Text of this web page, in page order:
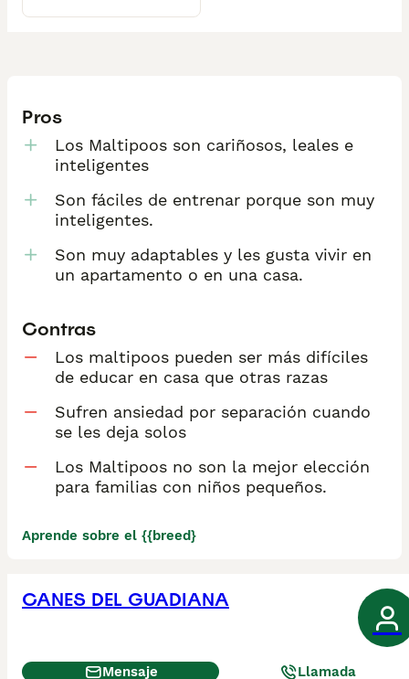
Pros
Los Maltipoos son cariñosos, leales e
inteligentes
Son fáciles de entrenar porque son muy
inteligentes.
Son muy adaptables y les gusta vivir en
un apartamento o en una casa.
Contras
Los maltipoos pueden ser más difíciles
de educar en casa que otras razas
Sufren ansiedad por separación cuando
se les deja solos
Los Maltipoos no son la mejor elección
para familias con niños pequeños.
Aprende sobre el {{breed}
CANES DEL GUADIANA
Mensaje Llamada